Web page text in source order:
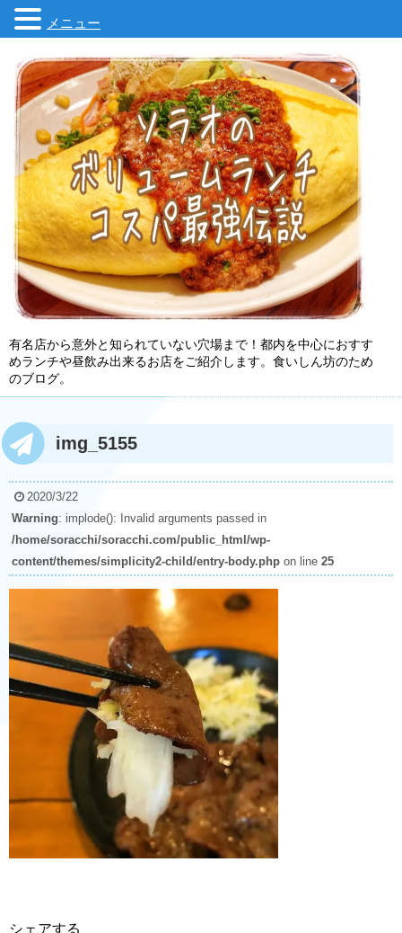
有名店から意外と知られていない穴場まで！都内を中心におすす
めランチや昼飲み出来るお店をご紹介します。食いしん坊のため
のブログ。
img_5155
2020/3/22
Warning: implode(): Invalid arguments passed in
/home/soracchi/soracchi.com/public_html/wp-
content/themes/simplicity2-child/entry-body.php on line 25
シェアする
メニュー